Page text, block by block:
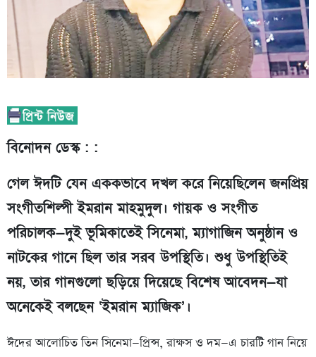
বিনোদন ডেস্ক : :
গেল ঈদটি যেন এককভাবে দখল করে নিয়েছিলেন জনপ্রিয়
সংগীতশিল্পী ইমরান মাহমুদুল। গায়ক ও সংগীত
পরিচালক—দুই ভূমিকাতেই সিনেমা, ম্যাগাজিন অনুষ্ঠান ও
নাটকের গানে ছিল তার সরব উপস্থিতি। শুধু উপস্থিতিই
নয়, তার গানগুলো ছড়িয়ে দিয়েছে বিশেষ আবেদন—যা
অনেকেই বলছেন ‘ইমরান ম্যাজিক’।
ঈদের আলোচিত তিন সিনেমা—প্রিন্স, রাক্ষস ও দম—এ চারটি গান নিয়ে